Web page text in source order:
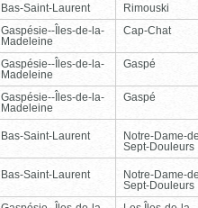
Bas-Saint-Laurent
Rimouski
Gaspésie--Îles-de-la-
Madeleine
Cap-Chat
Gaspésie--Îles-de-la-
Madeleine
Gaspé
Gaspésie--Îles-de-la-
Madeleine
Gaspé
Bas-Saint-Laurent
Notre-Dame-
Sept-Douleurs
Bas-Saint-Laurent
Notre-Dame-
Sept-Douleurs